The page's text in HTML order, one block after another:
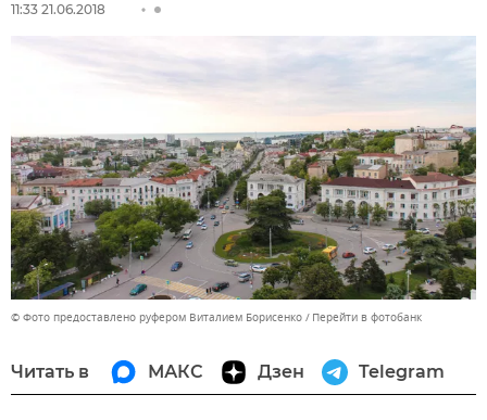
11:33 21.06.2018
© Фото предоставлено руфером Виталием Борисенко Перейти в фотобанк
Читать в МАКС Дзен Telegram